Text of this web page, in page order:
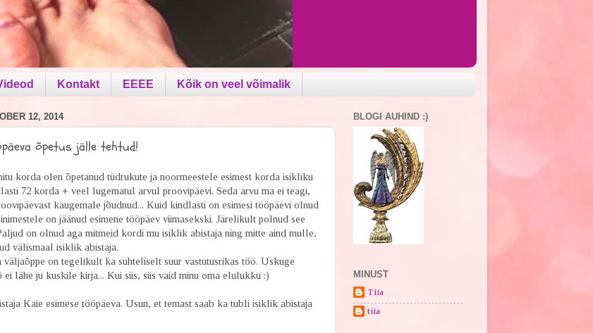
Kontakt EEEE Kõik on veel võimalik
12, 2014
õpetus jälle tehtud!
korda olen õpetanud tüdrukute ja noormeestele esimest korda isikliku
72 korda + veel lugematul arvul proovipäevi. Seda arvu ma ei teagi,
kaugemale jõudnud... Kuid kindlasti on esimesi tööpäevi olnud
on jäänud esimene tööpäev viimasekski. Järelikult polnud see
on olnud aga mitmeid kordi mu isiklik abistaja ning mitte aind mulle,
välismaal isiklik abistaja.
väljaõppe on tegelikult ka suhteliselt suur vastutusrikas töö. Uskuge
lähe ju kuskile kirja... Kui siis, siis vaid minu oma elulukku :)
Kaie esimese tööpäeva. Usun, et temast saab ka tubli isiklik abistaja
BLOGI AUHIND :)
MINUST
Tiia
tiia